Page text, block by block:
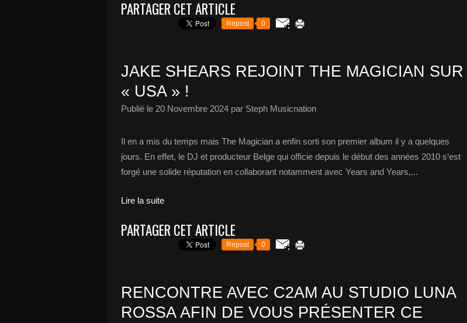
PARTAGER CET ARTICLE
Repost 0
JAKE SHEARS REJOINT THE MAGICIAN SUR
« USA » !
Publié le 20 Novembre 2024 par Steph Musicnation
Il en a mis du temps mais The Magician a enfin sorti son premier album il y a quelques
jours. En effet, le DJ et producteur Belge qui officie depuis le début des années 2010 s’est
forgé une solide réputation en collaborant notamment avec Years and Years,...
Lire la suite
PARTAGER CET ARTICLE
Repost 0
RENCONTRE AVEC C2AM AU STUDIO LUNA
ROSSA AFIN DE VOUS PRÉSENTER CE